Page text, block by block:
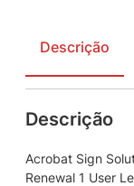
Descrição
Descrição
Acrobat Sign
Renewal 1 User